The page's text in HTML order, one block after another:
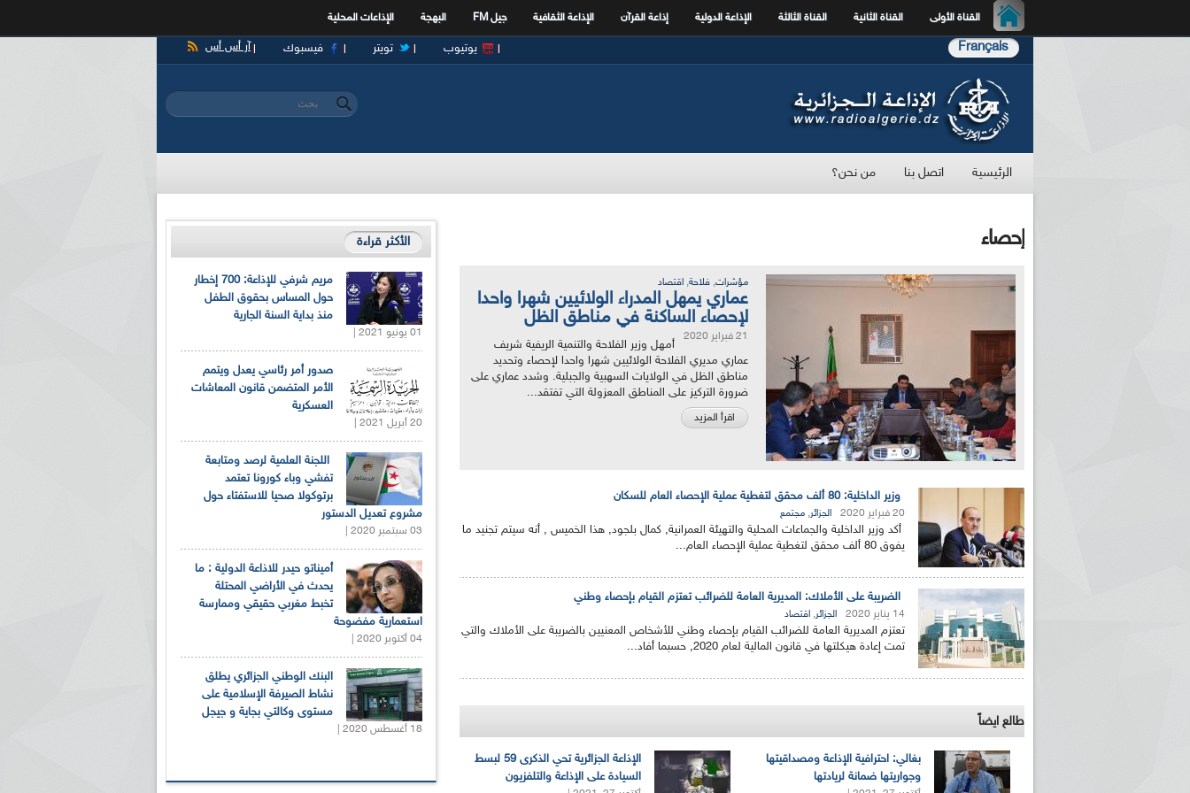
القناة الأولى القناة الثانية القناة الثالثة الإذاعة الدولية إذاعة القرآن الإذاعة الثقافية جيل FM البهجة الإذاعات المحلية
Français آر أس أس فيسبوك تويتر يوتيوب
استمارة البحث
‏بحث ‏
الرئيسية اتصل بنا من نحن؟
إحصاء
مؤشرات, فلاحة, اقتصاد
عماري يمهل المدراء الولائيين شهرا واحدا
لإحصاء الساكنة في مناطق الظل
21 فبراير 2020
أمهل وزير الفلاحة والتنمية الريفية شريف
عماري مديري الفلاحة الولائيين شهرا واحدا لإحصاء وتحديد
مناطق الظل في الولايات السهبية والجبلية. وشدد عماري على
ضرورة التركيز على المناطق المعزولة التي تفتقد...
اقرأ المزيد
وزير الداخلية: 80 ألف محقق لتغطية عملية الإحصاء العام للسكان
20 فبراير 2020 الجزائر, مجتمع
أكد وزير الداخلية والجماعات المحلية والتهيئة العمرانية, كمال بلجود, هذا الخميس , أنه سيتم تجنيد ما
يفوق 80 ألف محقق لتغطية عملية الإحصاء العام...
الضريبة على الأملاك: المديرية العامة للضرائب تعتزم القيام بإحصاء وطني
14 يناير 2020 الجزائر, اقتصاد
تعتزم المديرية العامة للضرائب القيام بإحصاء وطني للأشخاص المعنيين بالضريبة على الأملاك والتي
تمت إعادة هيكلتها في قانون المالية لعام 2020, حسبما أفاد...
طالع ايضاً
الإذاعة الجزائرية تحي الذكرى 59 لبسط
السيادة على الإذاعة والتلفزيون
بغالي: احترافية الإذاعة ومصداقيتها
وجواريتها ضمانة لريادتها
الأكثر قراءة
مريم شرفي للإذاعة: 700 إخطار
حول المساس بحقوق الطفل
منذ بداية السنة الجارية
01 يونيو 2021 |
صدور أمر رئاسي يعدل ويتمم
الأمر المتضمن قانون المعاشات
العسكرية
20 أبريل 2021 |
اللجنة العلمية لرصد ومتابعة
تفشي وباء كورونا تعتمد
برتوكولا صحيا للاستفتاء حول
مشروع تعديل الدستور
03 سبتمبر 2020 |
أميناتو حيدر للاذاعة الدولية : ما
يحدث في الأراضي المحتلة
تخبط مغربي حقيقي وممارسة
استعمارية مفضوحة
04 أكتوبر 2020 |
البنك الوطني الجزائري يطلق
نشاط الصيرفة الإسلامية على
مستوى وكالتي بجاية و جيجل
18 أغسطس 2020 |